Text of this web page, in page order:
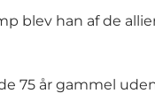
blev han af de
75 år gammel